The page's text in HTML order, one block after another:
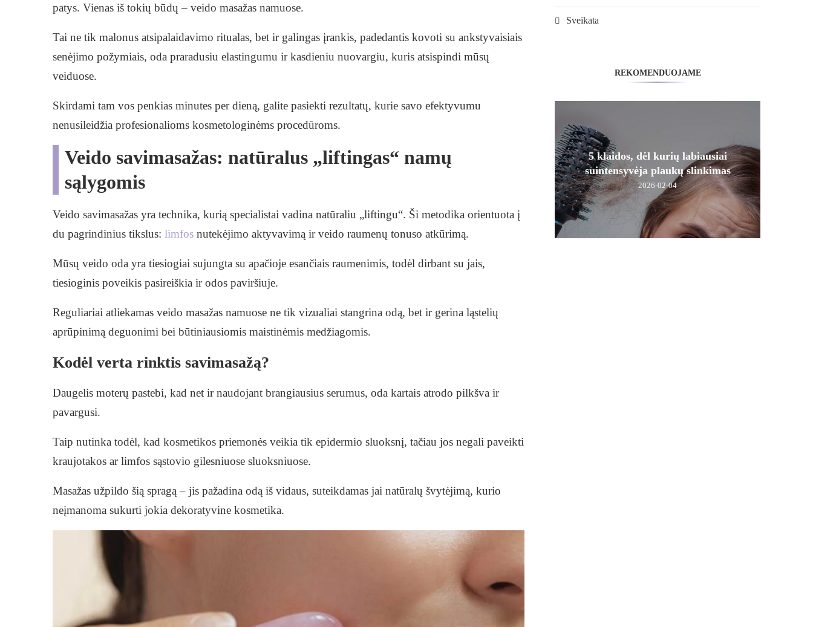
patys. Vienas iš tokių būdų – veido masažas namuose.
Tai ne tik malonus atsipalaidavimo ritualas, bet ir galingas įrankis, padedantis kovoti su ankstyvaisiais
senėjimo požymiais, oda praradusiu elastingumu ir kasdieniu nuovargiu, kuris atsispindi mūsų
veiduose.
Skirdami tam vos penkias minutes per dieną, galite pasiekti rezultatų, kurie savo efektyvumu
nenusileidžia profesionalioms kosmetologinėms procedūroms.
Veido savimasažas: natūralus „liftingas“ namų
sąlygomis
Veido savimasažas yra technika, kurią specialistai vadina natūraliu „liftingu“. Ši metodika orientuota į
du pagrindinius tikslus: limfos nutekėjimo aktyvavimą ir veido raumenų tonuso atkūrimą.
Mūsų veido oda yra tiesiogiai sujungta su apačioje esančiais raumenimis, todėl dirbant su jais,
tiesioginis poveikis pasireiškia ir odos paviršiuje.
Reguliariai atliekamas veido masažas namuose ne tik vizualiai stangrina odą, bet ir gerina ląstelių
aprūpinimą deguonimi bei būtiniausiomis maistinėmis medžiagomis.
Kodėl verta rinktis savimasažą?
Daugelis moterų pastebi, kad net ir naudojant brangiausius serumus, oda kartais atrodo pilkšva ir
pavargusi.
Taip nutinka todėl, kad kosmetikos priemonės veikia tik epidermio sluoksnį, tačiau jos negali paveikti
kraujotakos ar limfos sąstovio gilesniuose sluoksniuose.
Masažas užpildo šią spragą – jis pažadina odą iš vidaus, suteikdamas jai natūralų švytėjimą, kurio
neįmanoma sukurti jokia dekoratyvine kosmetika.
Sveikata
REKOMENDUOJAME
5 klaidos, dėl kurių labiausiai
suintensyvėja plaukų slinkimas
2026-02-04